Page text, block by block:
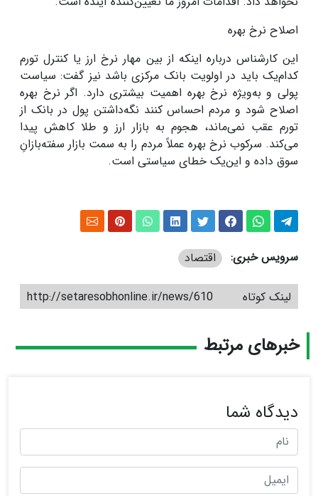
اصلاح نرخ بهره
این کارشناس درباره اینکه از بین مهار نرخ ارز یا کنترل تورم
کدام‌یک باید در اولویت بانک مرکزی باشد نیز گفت: سیاست
پولی و به‌ویژه نرخ بهره اهمیت بیشتری دارد. اگر نرخ بهره
اصلاح شود و مردم احساس کنند نگه‌داشتن پول در بانک از
تورم عقب نمی‌ماند، هجوم به بازار ارز و طلا کاهش پیدا
می‌کند. سرکوب نرخ بهره عملاً مردم را به سمت بازار سفته‌بازانِ
سوق داده و این‌یک خطای سیاستی است.
سرویس خبری: اقتصاد
لینک کوتاه http://setaresobhonline.ir/news/610
خبرهای مرتبط
دیدگاه شما